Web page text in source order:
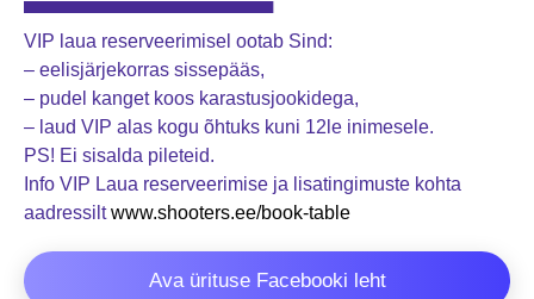
▀▀▀▀▀▀▀▀▀▀▀▀▀▀▀▀▀▀▀
VIP laua reserveerimisel ootab Sind:
– eelisjärjekorras sissepääs,
– pudel kanget koos karastusjookidega,
– laud VIP alas kogu õhtuks kuni 12le inimesele.
PS! Ei sisalda pileteid.
Info VIP Laua reserveerimise ja lisatingimuste kohta
aadressiltwww.shooters.ee/book-table
Ava ürituse Facebooki leht